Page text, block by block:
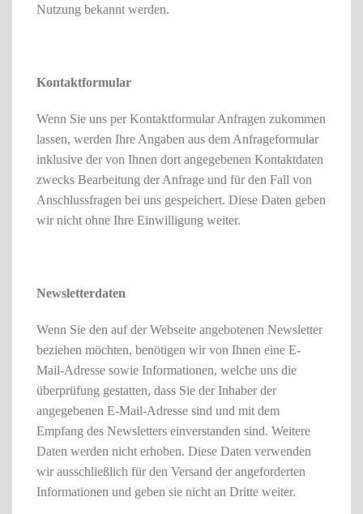
Nutzung bekannt werden.
Kontaktformular
Wenn Sie uns per Kontaktformular Anfragen zukommen
lassen, werden Ihre Angaben aus dem Anfrageformular
inklusive der von Ihnen dort angegebenen Kontaktdaten
zwecks Bearbeitung der Anfrage und für den Fall von
Anschlussfragen bei uns gespeichert. Diese Daten geben
wir nicht ohne Ihre Einwilligung weiter.
Newsletterdaten
Wenn Sie den auf der Webseite angebotenen Newsletter
beziehen möchten, benötigen wir von Ihnen eine E-
Mail-Adresse sowie Informationen, welche uns die
überprüfung gestatten, dass Sie der Inhaber der
angegebenen E-Mail-Adresse sind und mit dem
Empfang des Newsletters einverstanden sind. Weitere
Daten werden nicht erhoben. Diese Daten verwenden
wir ausschließlich für den Versand der angeforderten
Informationen und geben sie nicht an Dritte weiter.